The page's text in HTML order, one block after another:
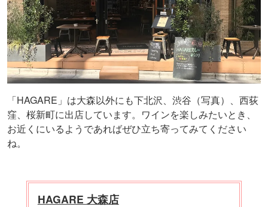
「HAGARE」は大森以外にも下北沢、渋谷（写真）、西荻
窪、桜新町に出店しています。ワインを楽しみたいとき、
お近くにいるようであればぜひ立ち寄ってみてください
ね。
HAGARE 大森店